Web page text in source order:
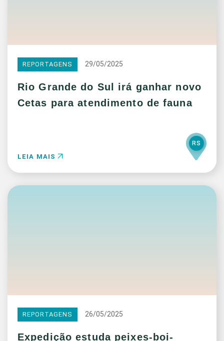
REPORTAGENS 29/05/2025
Rio Grande do Sul irá ganhar novo
Cetas para atendimento de fauna
LEIA MAIS
RS
REPORTAGENS 26/05/2025
Expedição estuda peixes-boi-